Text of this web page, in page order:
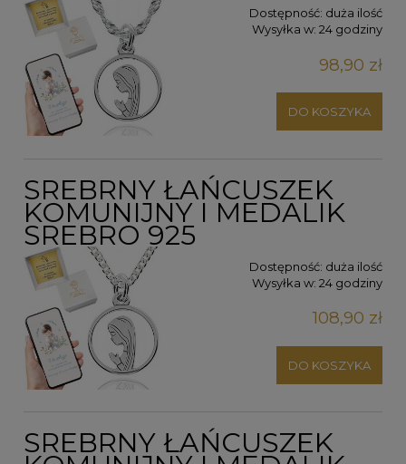
Dostępność: duża ilość
Wysyłka w: 24 godziny
98,90 zł
DO KOSZYKA
SREBRNY ŁAŃCUSZEK
KOMUNIJNY I MEDALIK
SREBRO 925
Dostępność: duża ilość
Wysyłka w: 24 godziny
108,90 zł
DO KOSZYKA
SREBRNY ŁAŃCUSZEK